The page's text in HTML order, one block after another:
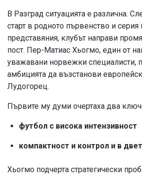
В Разград ситуацията е различна.
старт в родното първенство и серия
представяния, клубът направи
пост. Пер-Матиас Хьогмо, един от
уважавани норвежки специалисти,
амбицията да възстанови
Лудогорец.
Първите му думи очертаха два
футбол с висока интензивност
компактност и контрол и в
Хьогмо подчерта стратегически